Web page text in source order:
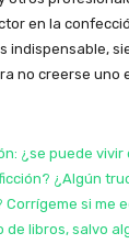
en la
indispensable,
no creerse uno
¿se puede vivir
¿Algún
si me
libros, salvo